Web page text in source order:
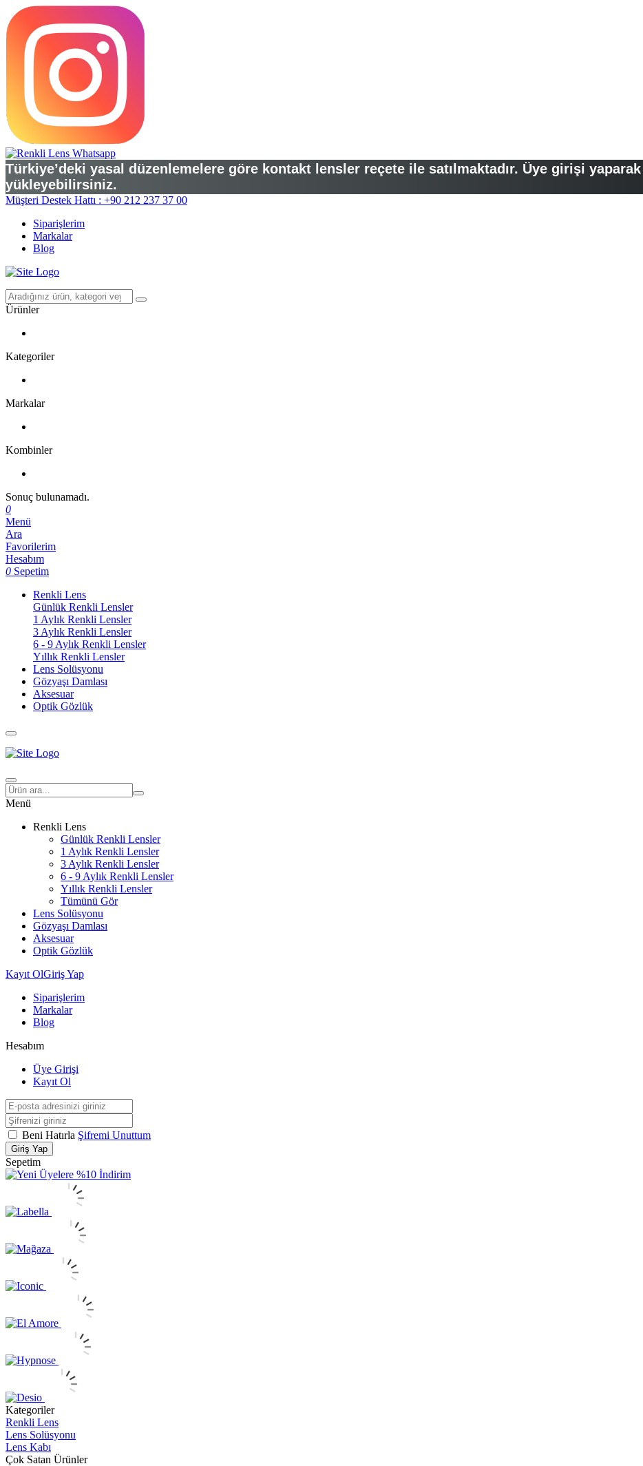
Türkiye’deki yasal düzenlemelere göre kontakt lensler reçete ile satılmaktadır. Üye girişi
yükleyebilirsiniz.
Müşteri Destek Hattı : +90 212 237 37 00
Siparişlerim
Markalar
Blog
Ürünler
Kategoriler
Markalar
Kombinler
Sonuç bulunamadı.
0
Menü
Ara
Favorilerim
Hesabım
0 Sepetim
Renkli Lens
Günlük Renkli Lensler
1 Aylık Renkli Lensler
3 Aylık Renkli Lensler
6 - 9 Aylık Renkli Lensler
Yıllık Renkli Lensler
Lens Solüsyonu
Gözyaşı Damlası
Aksesuar
Optik Gözlük
Menü
Renkli Lens
Günlük Renkli Lensler
1 Aylık Renkli Lensler
3 Aylık Renkli Lensler
6 - 9 Aylık Renkli Lensler
Yıllık Renkli Lensler
Tümünü Gör
Lens Solüsyonu
Gözyaşı Damlası
Aksesuar
Optik Gözlük
Kayıt OlGiriş Yap
Siparişlerim
Markalar
Blog
Hesabım
Üye Girişi
Kayıt Ol
Beni Hatırla Şifremi Unuttum
Giriş Yap
Sepetim
Kategoriler
Renkli Lens
Lens Solüsyonu
Lens Kabı
Çok Satan Ürünler